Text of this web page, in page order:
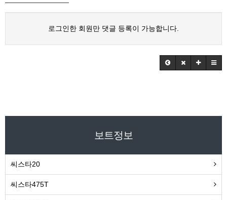
로그인한 회원만 댓글 등록이 가능합니다.
보트정보
씨스타20
씨스타475T